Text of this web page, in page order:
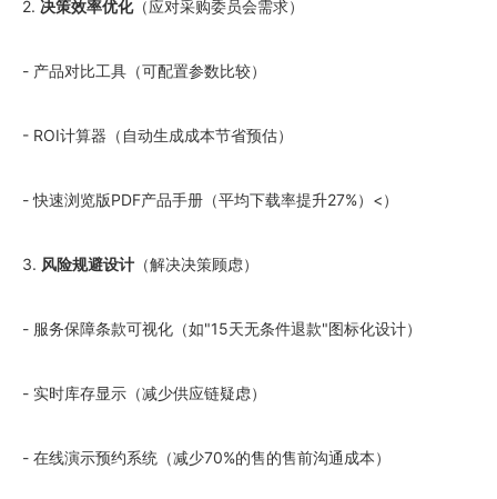
2. 决策效率优化（应对采购委员会需求）
- 产品对比工具（可配置参数比较）
- ROI计算器（自动生成成本节省预估）
- 快速浏览版PDF产品手册（平均下载率提升27%）<）
3. 风险规避设计 （解决决策顾虑）
- 服务保障条款可视化（如"15天无条件退款"图标化设计）
- 实时库存显示（减少供应链疑虑）
- 在线演示预约系统（减少70%的售的售前沟通成本）